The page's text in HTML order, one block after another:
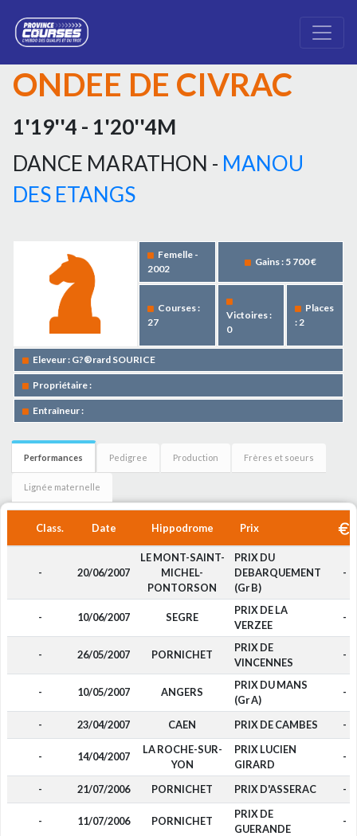
ONDEE DE CIVRAC
1'19''4 - 1'20''4M
DANCE MARATHON - MANOU
DES ETANGS
Femelle -
2002
Gains : 5 700 €
Courses :
27
Victoires :
0
Places
: 2
Eleveur : G?®rard SOURICE
Propriétaire :
Entraîneur :
Performances Pedigree Production Frères et soeurs
Lignée maternelle
Class. Date Hippodrome Prix
- 20/06/2007
LE MONT-SAINT-
MICHEL-
PONTORSON
PRIX DU
DEBARQUEMENT
(Gr B)
-
- 10/06/2007 SEGRE
PRIX DE LA
VERZEE
-
- 26/05/2007 PORNICHET
PRIX DE
VINCENNES
-
- 10/05/2007 ANGERS
PRIX DU MANS
(Gr A)
-
- 23/04/2007 CAEN PRIX DE CAMBES -
- 14/04/2007
LA ROCHE-SUR-
YON
PRIX LUCIEN
GIRARD
-
- 21/07/2006 PORNICHET PRIX D'ASSERAC -
- 11/07/2006 PORNICHET
PRIX DE
GUERANDE
-